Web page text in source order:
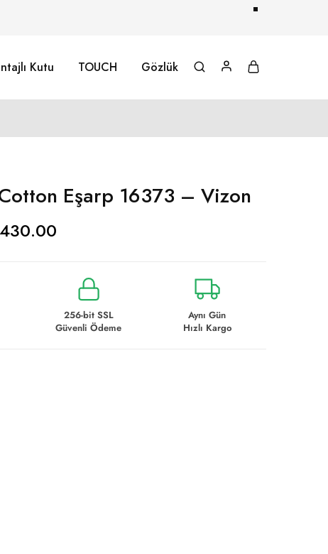
Kutu TOUCH Gözlük
Eşarp 16373 – Vizon
430.00
256-bit SSL
Güvenli Ödeme
Aynı Gün
Hızlı Kargo